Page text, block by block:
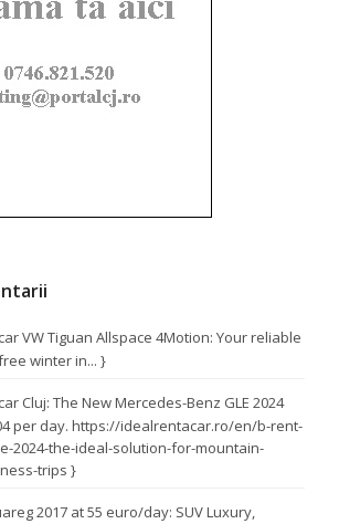
VW Tiguan Allspace 4Motion: Your reliable
winter in... }
Cluj: The New Mercedes-Benz GLE 2024
per day. https://idealrentacar.ro/en/b-rent-
2024-the-ideal-solution-for-mountain-
trips }
2017 at 55 euro/day: SUV Luxury,